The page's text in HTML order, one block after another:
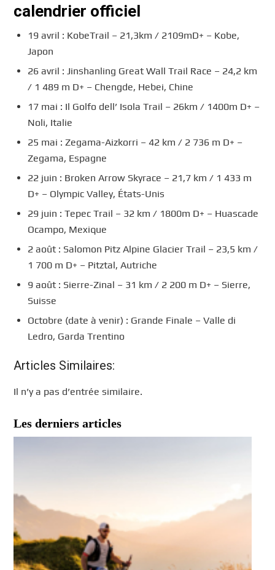
calendrier officiel
19 avril : KobeTrail – 21,3km / 2109mD+ – Kobe,
Japon
26 avril : Jinshanling Great Wall Trail Race – 24,2 km
/ 1 489 m D+ – Chengde, Hebei, Chine
17 mai : Il Golfo dell’ Isola Trail – 26km / 1400m D+ –
Noli, Italie
25 mai : Zegama-Aizkorri – 42 km / 2 736 m D+ –
Zegama, Espagne
22 juin : Broken Arrow Skyrace – 21,7 km / 1 433 m
D+ – Olympic Valley, États-Unis
29 juin : Tepec Trail – 32 km / 1800m D+ – Huascade
Ocampo, Mexique
2 août : Salomon Pitz Alpine Glacier Trail – 23,5 km /
1 700 m D+ – Pitztal, Autriche
9 août : Sierre-Zinal – 31 km / 2 200 m D+ – Sierre,
Suisse
Octobre (date à venir) : Grande Finale – Valle di
Ledro, Garda Trentino
Articles Similaires:
Il n’y a pas d’entrée similaire.
Les derniers articles